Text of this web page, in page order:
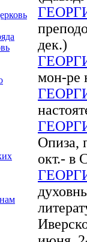
дек.)
мон-ре
Опиза,
окт.- в